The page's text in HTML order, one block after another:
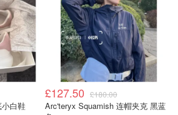
大计算能力的专业应用，如图形设
、大型CAD绘图等。
MS-01 Mini Workstation Intel
13900H
$1009.99
白鞋
£127.50 £180.00
Arc'teryx Squamish 连帽夹克 黑蓝